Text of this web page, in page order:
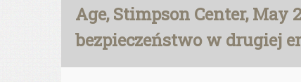
Age, Stimpson Center,
bezpieczeństwo w drugiej